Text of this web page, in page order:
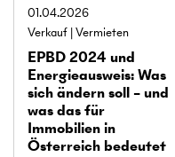
01.04.2026
Verkauf Vermieten
EPBD 2024 und
Energie­ausweis: Was
sich ändern soll – und
was das für
Immobilien in
Österreich bedeutet